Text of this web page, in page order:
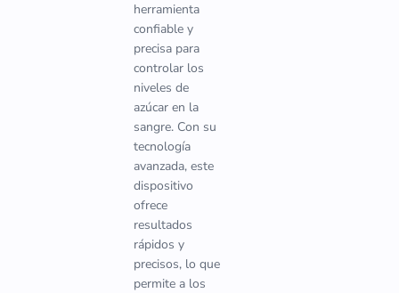
herramienta
confiable y
precisa para
controlar los
niveles de
azúcar en la
sangre. Con su
tecnología
avanzada, este
dispositivo
ofrece
resultados
rápidos y
precisos, lo que
permite a los